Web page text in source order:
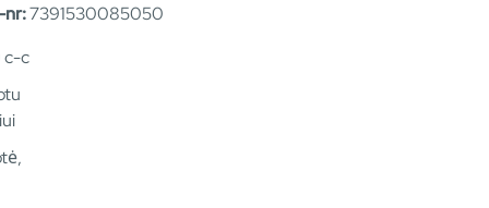
nr:7391530085050
c-c